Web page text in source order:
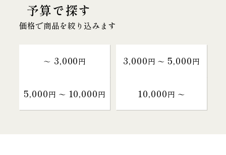
予算で探す
価格で商品を絞り込みます
～ 3,000円 3,000円 〜 5,000円
5,000円 〜 10,000円 10,000円 〜